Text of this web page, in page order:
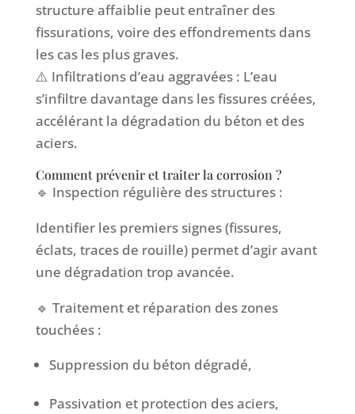
structure affaiblie peut entraîner des
fissurations, voire des effondrements dans
les cas les plus graves.
⚠️ Infiltrations d’eau aggravées : L’eau
s’infiltre davantage dans les fissures créées,
accélérant la dégradation du béton et des
aciers.
Comment prévenir et traiter la corrosion ?
🔹 Inspection régulière des structures :
Identifier les premiers signes (fissures,
éclats, traces de rouille) permet d’agir avant
une dégradation trop avancée.
🔹 Traitement et réparation des zones
touchées :
Suppression du béton dégradé,
Passivation et protection des aciers,